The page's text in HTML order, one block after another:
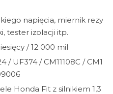
napięcia, miernik rezy
tester izolacji itp.
/ 12 000 mil
/ UF374 / CM11108C / CM1
Honda Fit z silnikiem 1,3